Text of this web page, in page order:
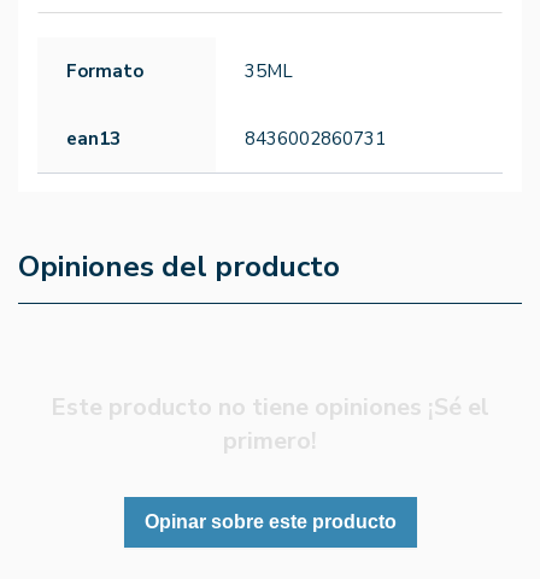
Formato 35ML
ean13 8436002860731
Opiniones del producto
Este producto no tiene opiniones ¡Sé el
primero!
Opinar sobre este producto